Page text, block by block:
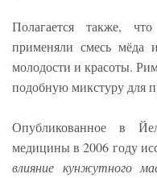
Полагается также,
применяли смесь мёда
молодости и красоты.
подобную микстуру для
Опубликованное в
медицины в 2006 году
влияние кунжутного